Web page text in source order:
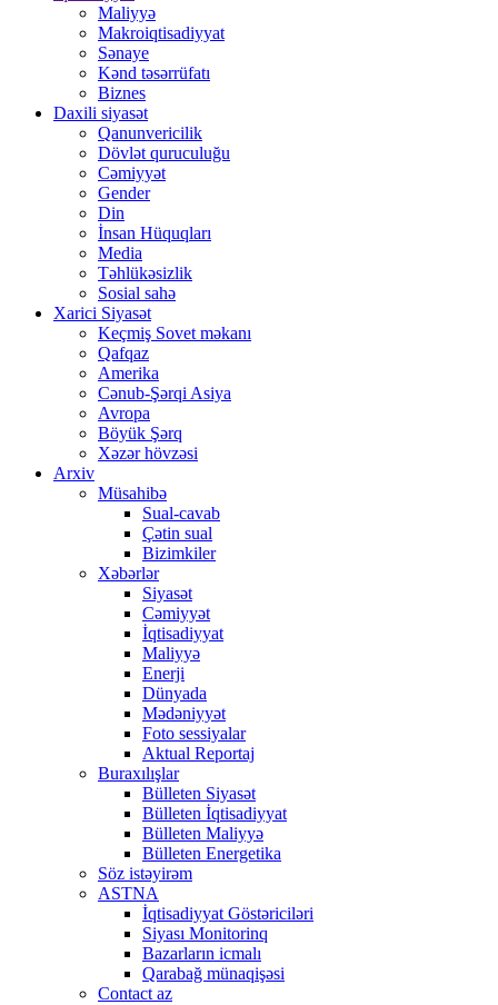
Maliyyə
Makroiqtisadiyyat
Sənaye
Kənd təsərrüfatı
Biznes
Daxili siyasət
Qanunvericilik
Dövlət quruculuğu
Cəmiyyət
Gender
Din
İnsan Hüquqları
Media
Təhlükəsizlik
Sosial sahə
Xarici Siyasət
Keçmiş Sovet məkanı
Qafqaz
Amerika
Cənub-Şərqi Asiya
Avropa
Böyük Şərq
Xəzər hövzəsi
Arxiv
Müsahibə
Sual-cavab
Çətin sual
Bizimkiler
Xəbərlər
Siyasət
Cəmiyyət
İqtisadiyyat
Maliyyə
Enerji
Dünyada
Mədəniyyət
Foto sessiyalar
Aktual Reportaj
Buraxılışlar
Bülleten Siyasət
Bülleten İqtisadiyyat
Bülleten Maliyyə
Bülleten Energetika
Söz istəyirəm
ASTNA
İqtisadiyyat Göstəriciləri
Siyası Monitorinq
Bazarların icmalı
Qarabağ münaqişəsi
Contact az